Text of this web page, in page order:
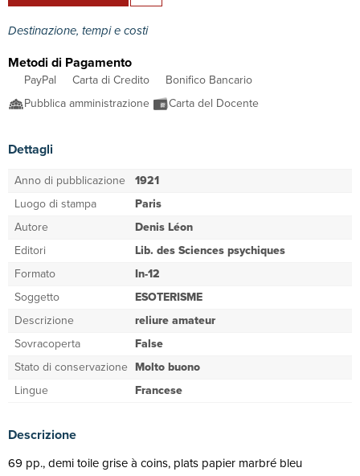
Destinazione, tempi e costi
Metodi di Pagamento
PayPal Carta di Credito
Bonifico Bancario
Pubblica amministrazione
Carta del Docente
Dettagli
Anno di pubblicazione 1921
Luogo di stampa
Paris
Autore
Denis Léon
Editori
Lib. des Sciences psychiques
Formato
In-12
Soggetto
ESOTERISME
Descrizione
reliure amateur
Sovracoperta
False
Stato di conservazione Molto buono
Lingue
Francese
Descrizione
69 pp., demi toile grise à coins, plats papier marbré bleu